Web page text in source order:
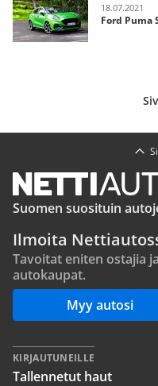
18.07.2021
Ford Puma
Suomen suosituin
Ilmoita
Tavoitat eniten ostajia
autokaupat.
Myy autosi
KIRJAUTUNEILLE
Tallennetut haut